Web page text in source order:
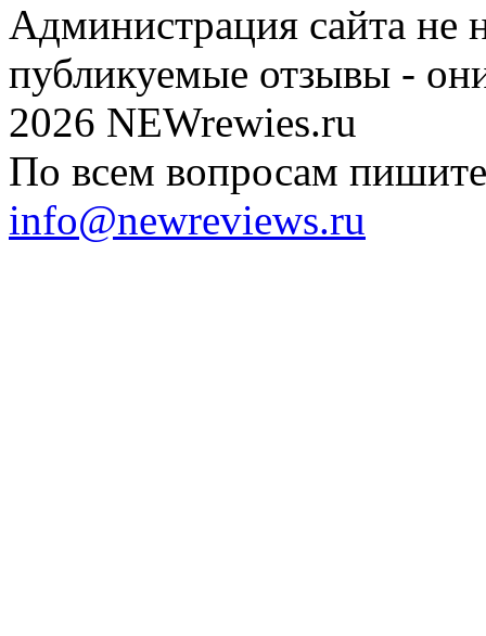
Администрация сайта не
публикуемые отзывы -
2026 NEWrewies.ru
По всем вопросам
info@newreviews.ru